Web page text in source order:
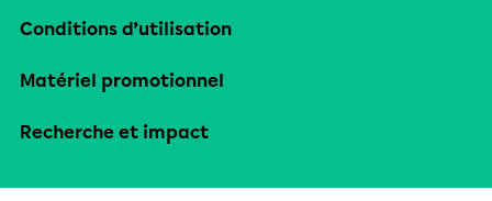
Conditions d’utilisation
Matériel promotionnel
Recherche et impact